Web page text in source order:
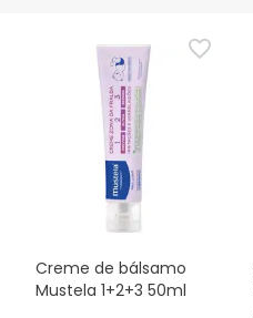
Creme de bálsamo
Mustela 1+2+3 50ml